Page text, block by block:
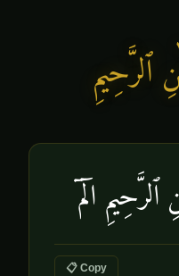
ٱلرَّحِيمِ
ٱلرَّحِيمِ الٓمٓ
📋 Copy